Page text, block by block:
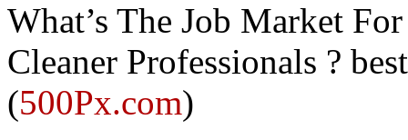
What’s The Job Market
Cleaner Professionals ?
(500Px.com)